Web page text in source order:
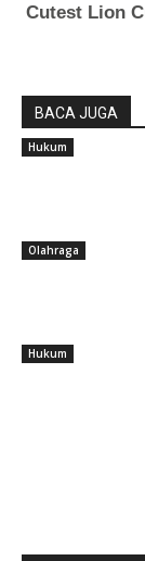
BACA JUGA
Hukum
Olahraga
Hukum